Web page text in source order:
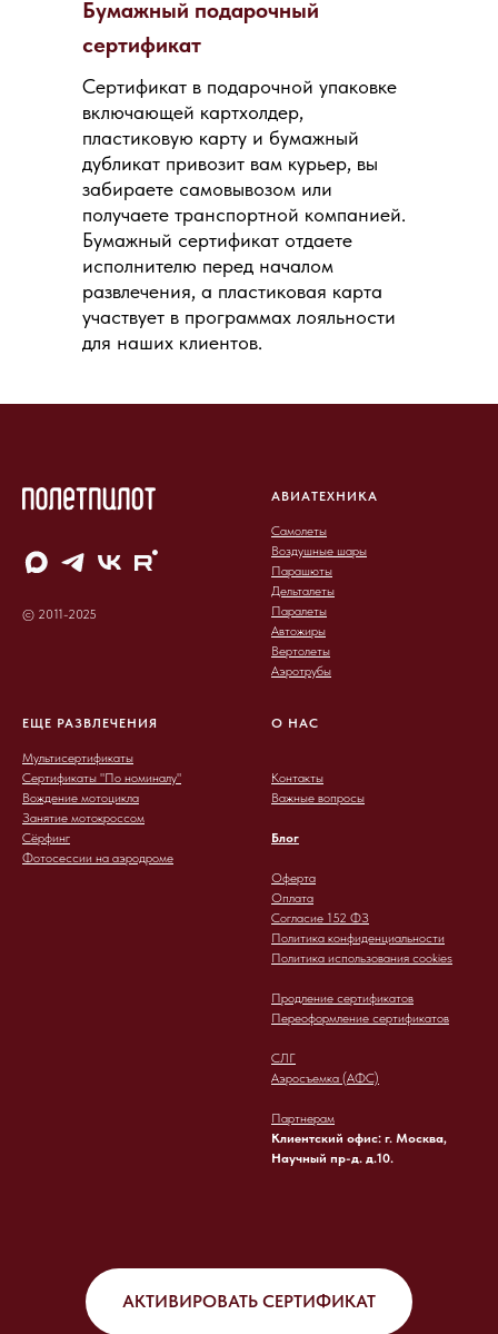
Бумажный подарочный
сертификат
Сертификат в подарочной упаковке
включающей картхолдер,
пластиковую карту и бумажный
дубликат привозит вам курьер, вы
забираете самовывозом или
получаете транспортной компанией.
Бумажный сертификат отдаете
исполнителю перед началом
развлечения, а пластиковая карта
участвует в программах лояльности
для наших клиентов.
© 2011-2025
АВИАТЕХНИКА
Самолеты
Воздушные шары
Парашюты
Дельталеты
Паралеты
Автожиры
Вертолеты
Аэротрубы
ЕЩЕ РАЗВЛЕЧЕНИЯ
Мультисертификаты
Сертификаты "По номиналу"
Вождение мотоцикла
Занятие мотокроссом
Сёрфинг
Фотосессии на аэродроме
О НАС
Контакты
Важные вопросы
Блог
Оферта
Оплата
Согласие 152 ФЗ
Политика конфиденциальности
Политика использования cookies
Продление сертификатов
Переоформление сертификатов
СЛГ
Аэросъемка (АФС)
Партнерам
Клиентский офис: г. Москва,
Научный пр-д. д.10.
АКТИВИРОВАТЬ СЕРТИФИКАТ